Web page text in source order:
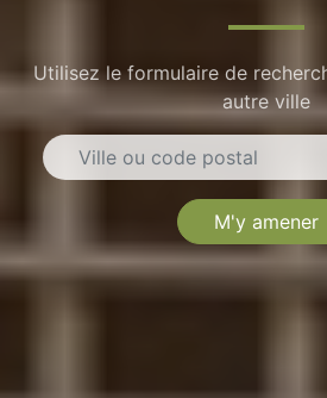
Utilisez le formulaire de
autre ville
M'y amener